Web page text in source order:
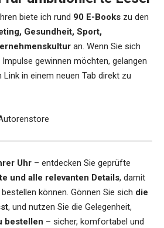
biete ich rund 90 E-Books zu den
Gesundheit, Sport,
an. Wenn Sie sich
gewinnen möchten, gelangen
in einem neuen Tab direkt zu
Uhr – entdecken Sie geprüfte
und alle relevanten Details, damit
bestellen können. Gönnen Sie sich die
, und nutzen Sie die Gelegenheit,
bestellen – sicher, komfortabel und